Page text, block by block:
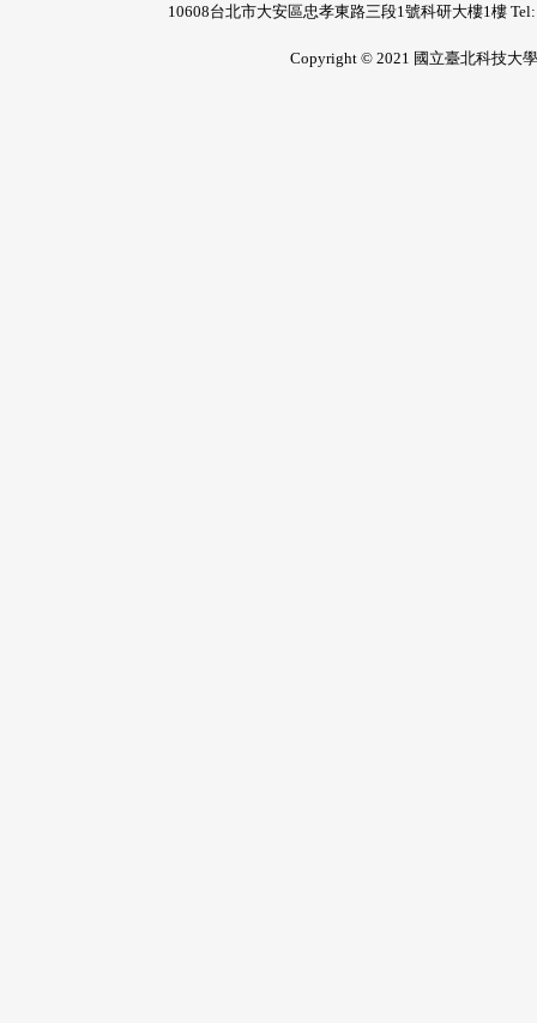
10608台北市大安區忠孝東路三段1號科研大樓1樓
Copyright © 2021 國立臺北科技大